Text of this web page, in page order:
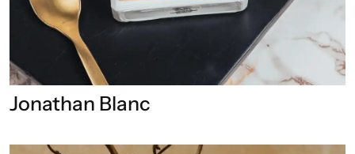
Jonathan Blanc